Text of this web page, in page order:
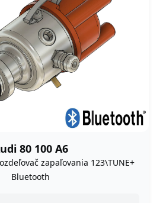
80 100 A6
zapaľovania 123\TUNE+
Bluetooth